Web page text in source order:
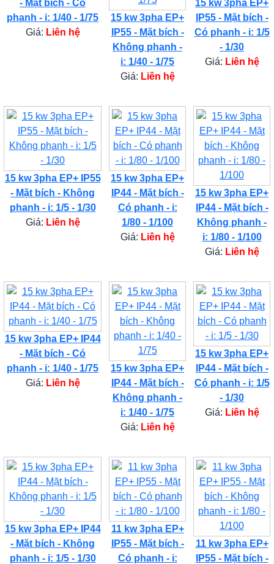
- Mặt bích - Có
phanh - i: 1/40 - 1/75
Giá: Liên hệ
15 kw 3pha EP+
IP55 - Mặt bích -
Không phanh -
i: 1/40 - 1/75
Giá: Liên hệ
15 kw 3pha EP+
IP55 - Mặt bích -
Có phanh - i: 1/5
- 1/30
Giá: Liên hệ
15 kw 3pha EP+ IP55
- Mặt bích - Không
phanh - i: 1/5 - 1/30
Giá: Liên hệ
15 kw 3pha EP+
IP44 - Mặt bích -
Có phanh - i:
1/80 - 1/100
Giá: Liên hệ
15 kw 3pha EP+
IP44 - Mặt bích -
Không phanh -
i: 1/80 - 1/100
Giá: Liên hệ
15 kw 3pha EP+ IP44
- Mặt bích - Có
phanh - i: 1/40 - 1/75
Giá: Liên hệ
15 kw 3pha EP+
IP44 - Mặt bích -
Không phanh -
i: 1/40 - 1/75
Giá: Liên hệ
15 kw 3pha EP+
IP44 - Mặt bích -
Có phanh - i: 1/5
- 1/30
Giá: Liên hệ
15 kw 3pha EP+ IP44
- Mặt bích - Không
phanh - i: 1/5 - 1/30
11 kw 3pha EP+
IP55 - Mặt bích -
Có phanh - i:
11 kw 3pha EP+
IP55 - Mặt bích -